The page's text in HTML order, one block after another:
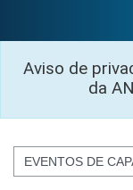
Aviso de
da
Categorías